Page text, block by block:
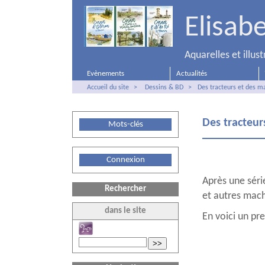
Aquarelles et
Evènements Actualités
Accueil du site > Dessins & BD > Des tracteurs et des
Des
Après une
et autres
En voici un
Mots-clés
Connexion
Rechercher
dans le site
>>